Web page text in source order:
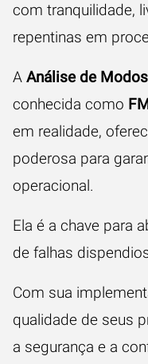
com tranquilidade,
repentinas em
A Análise de
conhecida como
em realidade,
poderosa para
operacional.
Ela é a chave para
de falhas
Com sua
qualidade de seus
a segurança e a